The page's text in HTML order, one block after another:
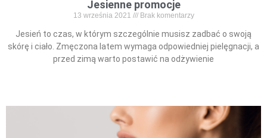
Jesienne promocje
13 września 2021 Brak komentarzy
Jesień to czas, w którym szczególnie musisz zadbać o swoją
skórę i ciało. Zmęczona latem wymaga odpowiedniej pielęgnacji, a
przed zimą warto postawić na odżywienie